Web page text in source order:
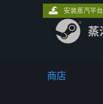
商店
安装蒸汽平台